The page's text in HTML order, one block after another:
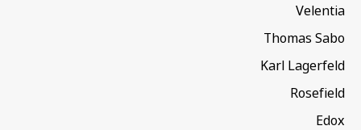
Velentia
Thomas Sabo
Karl Lagerfeld
Rosefield
Edox